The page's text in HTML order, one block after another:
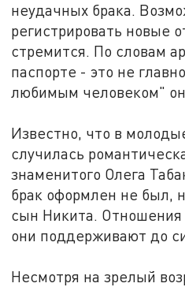
неудачных брака.
регистрировать новые
стремится. По словам
паспорте - это не
любимым человеком"
Известно, что в
случилась
знаменитого Олега
брак оформлен не был,
сын Никита. Отношения
они поддерживают до
Несмотря на зрелый